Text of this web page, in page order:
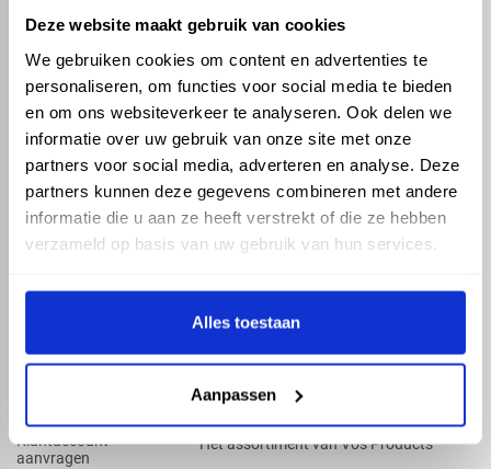
Deze website maakt gebruik van cookies
We gebruiken cookies om content en advertenties te
personaliseren, om functies voor social media te bieden
en om ons websiteverkeer te analyseren. Ook delen we
informatie over uw gebruik van onze site met onze
partners voor social media, adverteren en analyse. Deze
partners kunnen deze gegevens combineren met andere
informatie die u aan ze heeft verstrekt of die ze hebben
verzameld op basis van uw gebruik van hun services.
Alles toestaan
Aanpassen
ASSORTIMENT
Hemelwaterafvoer
Drukleiding
Beregening
Dak en gevel
KENNIS EN HULP
Klantenservice
Kennisbank
Klantaccount
aanvragen
PRODUCTCATALOGUS 2026
Het assortiment van Vos Products
check_circleDé bouwmarkt van Altena
check_circle Direct uit grote voorraad geleverd met eigen transport
check_circleLevering in NL en BE